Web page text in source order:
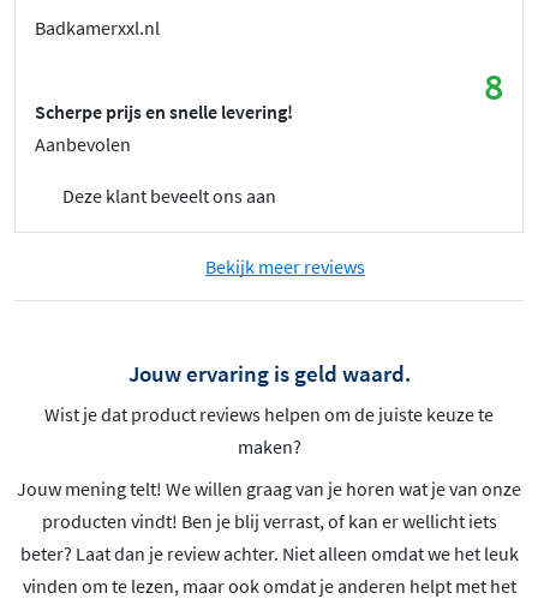
Badkamerxxl.nl
8
Scherpe prijs en snelle levering!
Aanbevolen
Deze klant beveelt ons aan
Bekijk meer reviews
Jouw ervaring is geld waard.
Wist je dat product reviews helpen om de juiste keuze te
maken?
Jouw mening telt! We willen graag van je horen wat je van onze
producten vindt! Ben je blij verrast, of kan er wellicht iets
beter? Laat dan je review achter. Niet alleen omdat we het leuk
vinden om te lezen, maar ook omdat je anderen helpt met het